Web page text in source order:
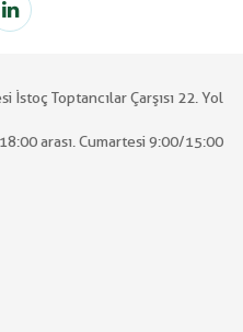
İstoç Toptancılar Çarşısı 22. Yol
arası. Cumartesi 9:00/15:00